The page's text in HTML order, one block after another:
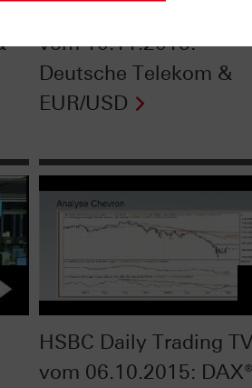
vom 10.11.2015:
Deutsche Telekom &
EUR/USD
HSBC Daily Trading TV
vom 06.10.2015: